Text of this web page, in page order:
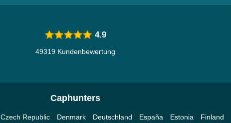
4.9
49319 Kundenbewertung
Caphunters
Czech Republic Denmark Deutschland España Estonia Finland